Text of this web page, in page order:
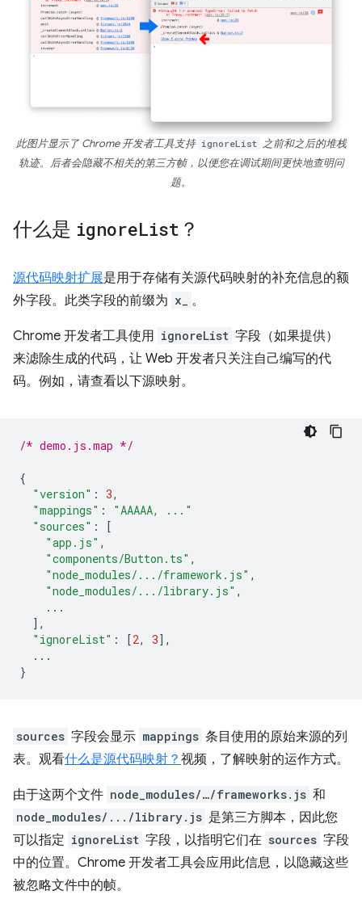
此图片显示了 Chrome 开发者工具支持 ignoreList 之前和之后的堆栈
轨迹。后者会隐藏不相关的第三方帧，以便您在调试期间更快地查明问
题。
什么是 ignoreList ？
源代码映射扩展是用于存储有关源代码映射的补充信息的额
外字段。此类字段的前缀为 x_ 。
Chrome 开发者工具使用 ignoreList 字段（如果提供）
来滤除生成的代码，让 Web 开发者只关注自己编写的代
码。例如，请查看以下源映射。
/* demo.js.map */
{
"version" : 3,
"mappings" :
"AAAAA, ..."
"sources" :
[
"app.js" ,
"components/Button.ts" ,
"node_modules/.../framework.js" ,
"node_modules/.../library.js" ,
...
],
"ignoreList" : [2, 3],
...
}
sources 字段会显示 mappings 条目使用的原始来源的列
表。观看什么是源代码映射？ 视频，了解映射的运作方式。
由于这两个文件 node_modules/…/frameworks.js 和
node_modules/.../library.js 是第三方脚本，因此您
可以指定 ignoreList 字段，以指明它们在 sources 字段
中的位置。Chrome 开发者工具会应用此信息，以隐藏这些
被忽略文件中的帧。